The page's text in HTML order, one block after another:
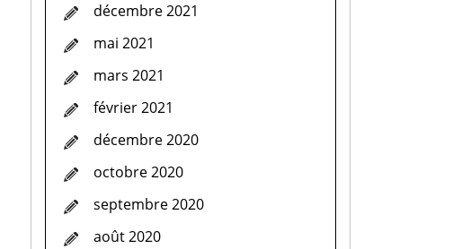
décembre 2021
mai 2021
mars 2021
février 2021
décembre 2020
octobre 2020
septembre 2020
août 2020